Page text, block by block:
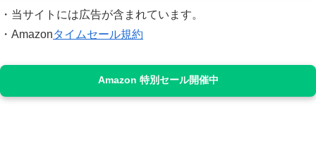
・当サイトには広告が含まれています。
・Amazonタイムセール規約
Amazon 特別セール開催中